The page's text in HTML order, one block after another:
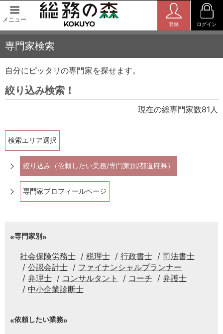
メニュー
登録 ログイン
専門家検索
自分にピッタリの専門家を探せます。
絞り込み検索！
現在の総専門家数81人
検索エリア選択
絞り込み（依頼したい業務/専門家別/都道府県）
専門家プロフィールページ
専門家別
社会保険労務士 税理士 行政書士
司法書士
公認会計士
ファイナンシャルプランナー
弁理士
コンサルタント コーチ
弁護士
中小企業診断士
依頼したい業務